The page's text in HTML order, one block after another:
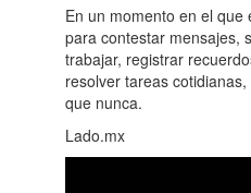
En un momento en el que
para contestar mensajes,
trabajar, registrar
resolver tareas
que nunca.
Lado.mx